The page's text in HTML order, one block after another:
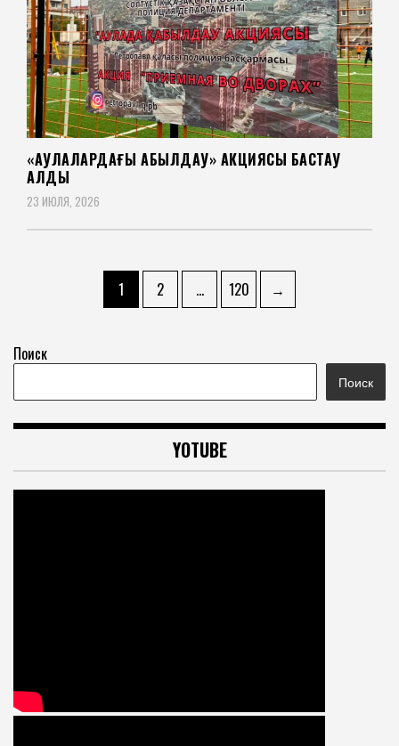
«АУЛАЛАРДАҒЫ ҚАБЫЛДАУ» АКЦИЯСЫ БАСТАУ
АЛДЫ
23 ИЮЛЯ, 2026
pagination
Page
1 Page
2 … Page
120 →
Поиск
Поиск
YOTUBE